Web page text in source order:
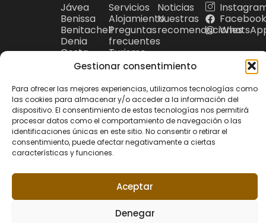
Gestionar consentimiento
Para ofrecer las mejores experiencias, utilizamos tecnologías como
las cookies para almacenar y/o acceder a la información del
dispositivo. El consentimiento de estas tecnologías nos permitirá
procesar datos como el comportamiento de navegación o las
identificaciones únicas en este sitio. No consentir o retirar el
consentimiento, puede afectar negativamente a ciertas
características y funciones.
Aceptar
Denegar
Jávea
Benissa
Benitachell
Denia
Costa
Blanca
Servicios
Alojamiento
Preguntas
frecuentes
Turismo
Noticias
Nuestras
recomendaciones
© 2026 Riu Rau
Rentals. Todos los
derechos reservados.
Web diseñada por
Política de privacidad
Política de CookiesAviso Legal
+34 679 95 00 12
hola@riuraurentals.com